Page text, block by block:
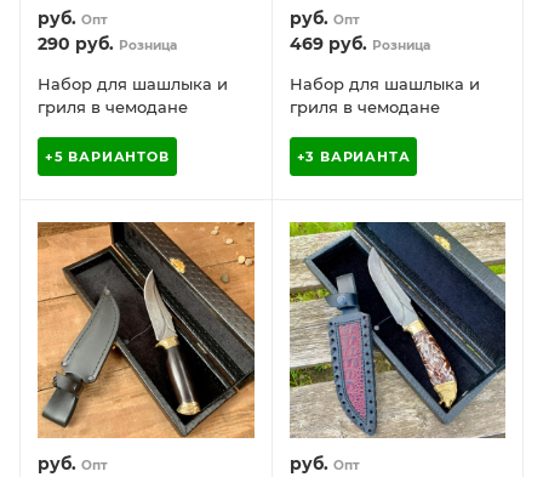
руб. Опт
290 руб. Розница
Набор для шашлыка и
гриля в чемодане
России, 15 предметов
+5 ВАРИАНТОВ
руб. Опт
469руб. Розница
Набор для шашлыка и
гриля в чемодане
России, 30 предметов
+3 ВАРИАНТА
руб. Опт руб. Опт